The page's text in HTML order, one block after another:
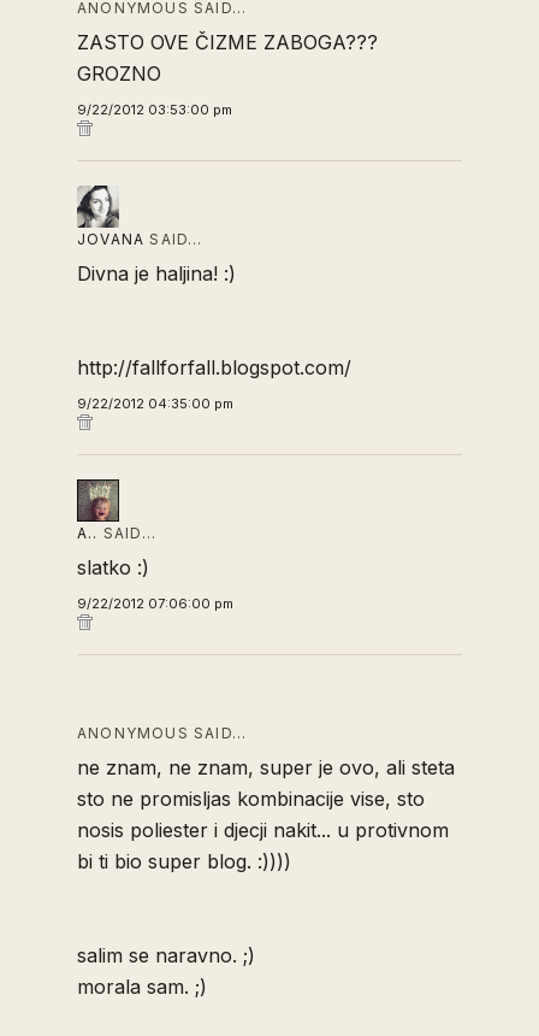
ANONYMOUS SAID…
ZASTO OVE ČIZME ZABOGA???
GROZNO
9/22/2012 03:53:00 pm
JOVANA SAID…
Divna je haljina! :)
http://fallforfall.blogspot.com/
9/22/2012 04:35:00 pm
A.. SAID…
slatko :)
9/22/2012 07:06:00 pm
ANONYMOUS SAID…
ne znam, ne znam, super je ovo, ali steta
sto ne promisljas kombinacije vise, sto
nosis poliester i djecji nakit... u protivnom
bi ti bio super blog. :))))
salim se naravno. ;)
morala sam. ;)